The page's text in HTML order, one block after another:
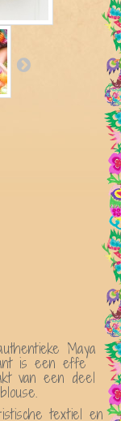
Maya
is een effe
van een deel
textiel en